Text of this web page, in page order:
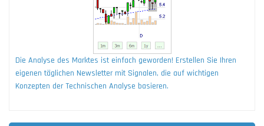
Die Analyse des Marktes ist einfach geworden! Erstellen Sie Ihren
eigenen täglichen Newsletter mit Signalen, die auf wichtigen
Konzepten der Technischen Analyse basieren.